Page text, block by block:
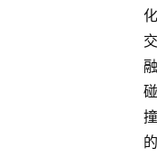
化
交
融
碰
撞
的